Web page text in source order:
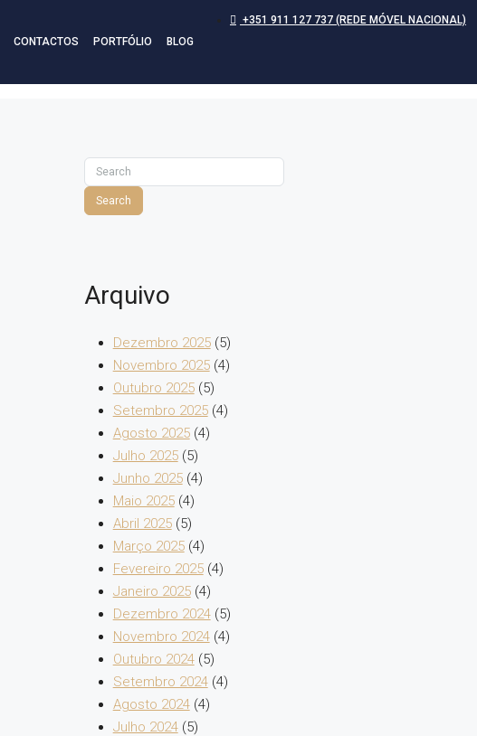
CONTACTOS PORTFÓLIO BLOG
+351 911 127 737 (REDE MÓVEL NACIONAL)
Search
Arquivo
Dezembro 2025(5)
Novembro 2025(4)
Outubro 2025(5)
Setembro 2025(4)
Agosto 2025(4)
Julho 2025(5)
Junho 2025(4)
Maio 2025(4)
Abril 2025(5)
Março 2025(4)
Fevereiro 2025(4)
Janeiro 2025(4)
Dezembro 2024(5)
Novembro 2024(4)
Outubro 2024(5)
Setembro 2024(4)
Agosto 2024(4)
Julho 2024(5)